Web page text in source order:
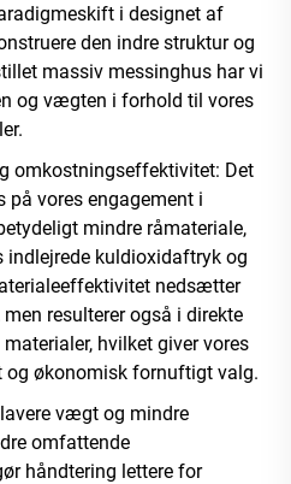
i designet af
den indre struktur og
massiv messinghus har vi
og vægten i forhold til vores
omkostningseffektivitet: Det
på vores engagement i
mindre råmateriale,
indlejrede kuldioxidaftryk og
nedsætter
resulterer også i direkte
hvilket giver vores
og økonomisk fornuftigt valg.
vægt og mindre
omfattende
håndtering lettere for